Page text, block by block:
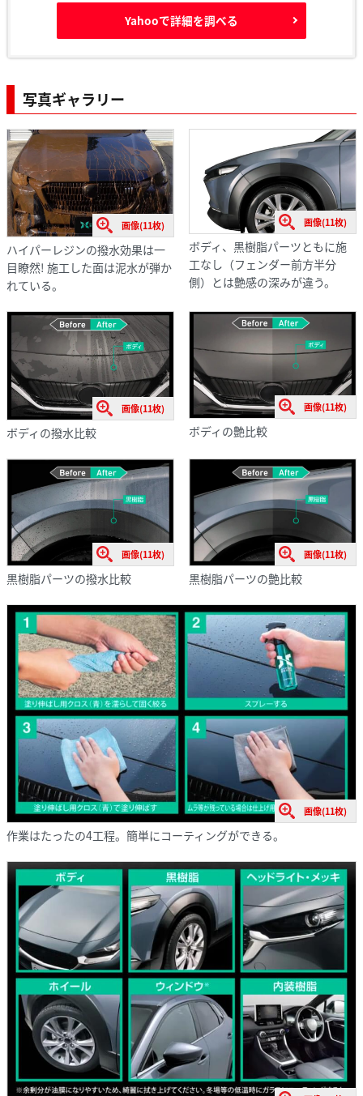
Yahooで詳細を調べる
写真ギャラリー
画像(11枚)
ハイパーレジンの撥水効果は一
目瞭然! 施工した面は泥水が弾か
れている。
画像(11枚)
ボディ、黒樹脂パーツともに施
工なし（フェンダー前方半分
側）とは艶感の深みが違う。
画像(11枚)
ボディの撥水比較
画像(11枚)
ボディの艶比較
画像(11枚)
黒樹脂パーツの撥水比較
画像(11枚)
黒樹脂パーツの艶比較
画像(11枚)
作業はたったの4工程。簡単にコーティングができる。